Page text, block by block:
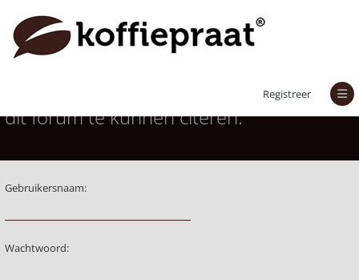
Registreer
Je moet aangemeld zijn om berichten in
dit forum te kunnen citeren.
Gebruikersnaam:
Wachtwoord: